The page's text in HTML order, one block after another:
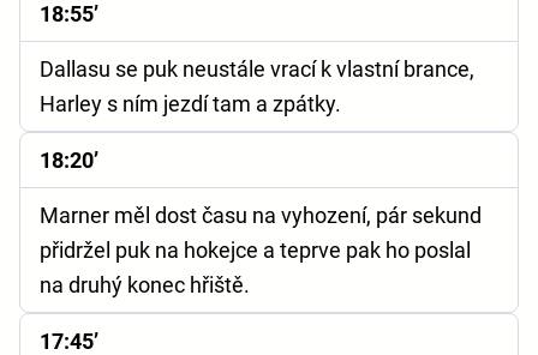
18:55’
Dallasu se puk neustále vrací k vlastní brance,
Harley s ním jezdí tam a zpátky.
18:20’
Marner měl dost času na vyhození, pár sekund
přidržel puk na hokejce a teprve pak ho poslal
na druhý konec hřiště.
17:45’